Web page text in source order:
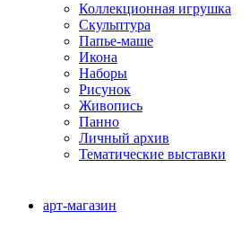
Коллекционная игрушка
Скульптура
Папье-маше
Икона
Наборы
Рисунок
Живопись
Панно
Личный архив
Тематические выставки
арт-магазин